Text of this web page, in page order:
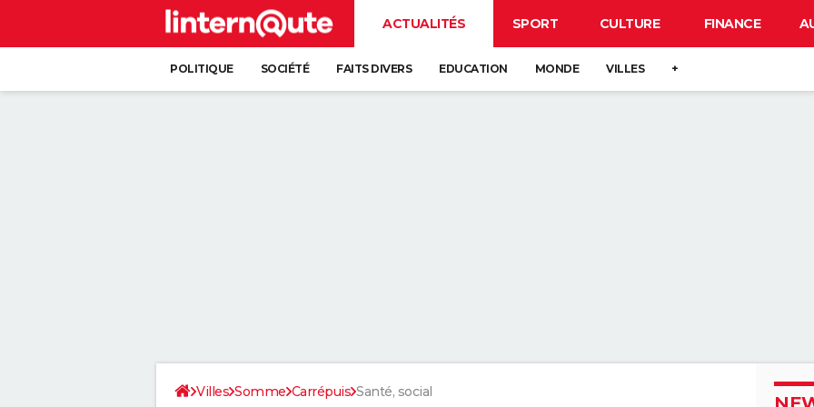
ACTUALITÉS SPORT CULTURE FINANCE
POLITIQUE SOCIÉTÉ FAITS DIVERS EDUCATION MONDE VILLES +
Villes Somme Carrépuis Santé, social